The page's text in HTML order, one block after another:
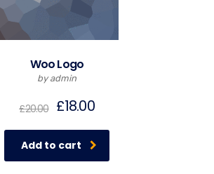
Woo Logo
by admin
£20.00 £18.00
Add to cart